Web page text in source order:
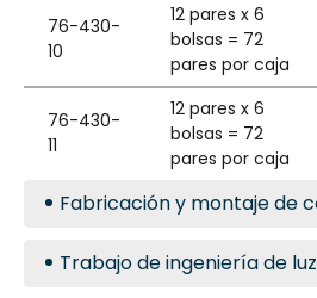
76-430-
10
12 pares x 6
bolsas = 72
pares por caja
76-430-
11
12 pares x 6
bolsas = 72
pares por caja
Fabricación y montaje de
Trabajo de ingeniería de luz